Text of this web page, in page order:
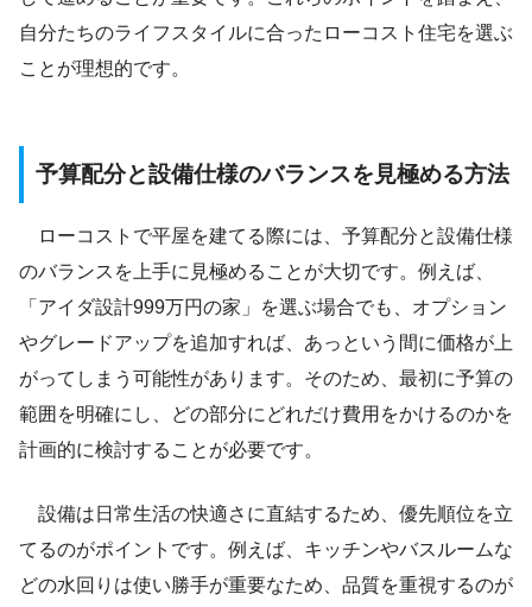
自分たちのライフスタイルに合ったローコスト住宅を選ぶ
ことが理想的です。
予算配分と設備仕様のバランスを見極める方法
ローコストで平屋を建てる際には、予算配分と設備仕様
のバランスを上手に見極めることが大切です。例えば、
「アイダ設計999万円の家」を選ぶ場合でも、オプション
やグレードアップを追加すれば、あっという間に価格が上
がってしまう可能性があります。そのため、最初に予算の
範囲を明確にし、どの部分にどれだけ費用をかけるのかを
計画的に検討することが必要です。
設備は日常生活の快適さに直結するため、優先順位を立
てるのがポイントです。例えば、キッチンやバスルームな
どの水回りは使い勝手が重要なため、品質を重視するのが